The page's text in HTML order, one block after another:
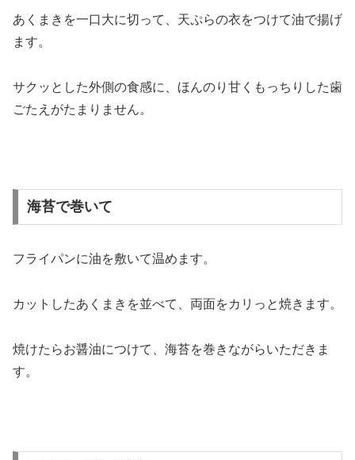
あくまきを一口大に切って、天ぷらの衣をつけて油で揚げ
ます。
サクッとした外側の食感に、ほんのり甘くもっちりした歯
ごたえがたまりません。
海苔で巻いて
フライパンに油を敷いて温めます。
カットしたあくまきを並べて、両面をカリっと焼きます。
焼けたらお醤油につけて、海苔を巻きながらいただきま
す。